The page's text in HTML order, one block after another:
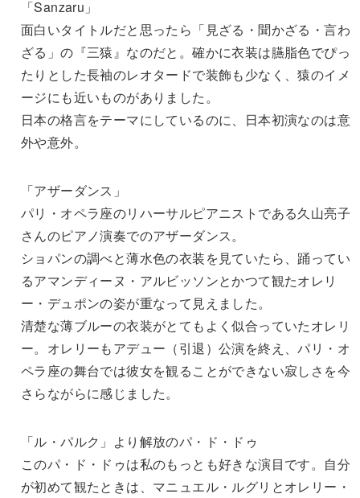
「Sanzaru」
面白いタイトルだと思ったら「見ざる・聞かざる・言わ
ざる」の『三猿』なのだと。確かに衣装は臙脂色でぴっ
たりとした長袖のレオタードで装飾も少なく、猿のイメ
ージにも近いものがありました。
日本の格言をテーマにしているのに、日本初演なのは意
外や意外。
「アザーダンス」
パリ・オペラ座のリハーサルピアニストである久山亮子
さんのピアノ演奏でのアザーダンス。
ショパンの調べと薄水色の衣装を見ていたら、踊ってい
るアマンディーヌ・アルビッソンとかつて観たオレリ
ー・デュポンの姿が重なって見えました。
清楚な薄ブルーの衣装がとてもよく似合っていたオレリ
ー。オレリーもアデュー（引退）公演を終え、パリ・オ
ペラ座の舞台では彼女を観ることができない寂しさを今
さらながらに感じました。
「ル・パルク」より解放のパ・ド・ドゥ
このパ・ド・ドゥは私のもっとも好きな演目です。自分
が初めて観たときは、マニュエル・ルグリとオレリー・